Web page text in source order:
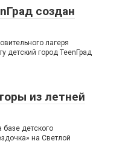
создан
лагеря
детский город TeenГрад
из летней
детского
на Светлой